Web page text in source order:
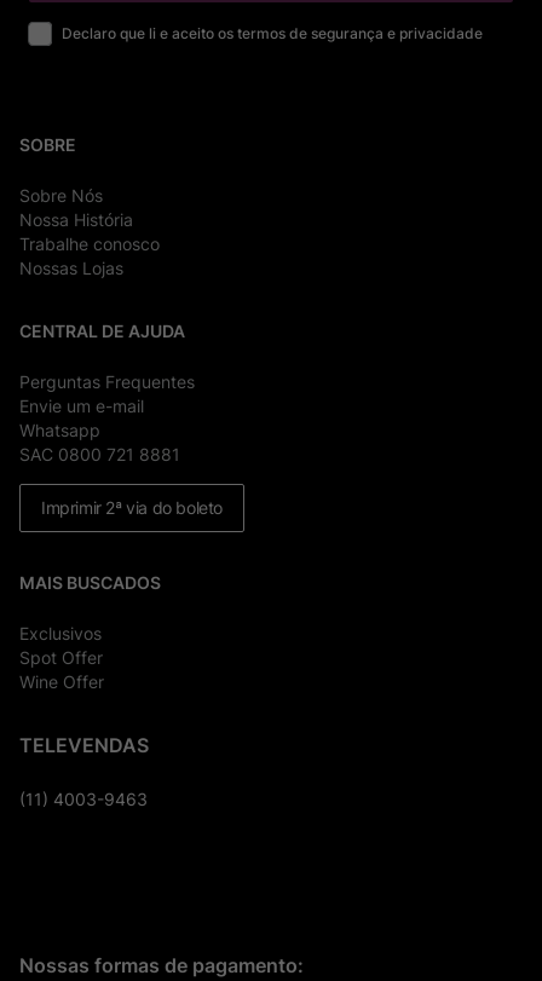
Declaro que li e aceito os termos de segurança e privacidade
SOBRE
Sobre Nós
Nossa História
Trabalhe conosco
Nossas Lojas
CENTRAL DE AJUDA
Perguntas Frequentes
Envie um e-mail
Whatsapp
SAC 0800 721 8881
Imprimir 2ª via do boleto
MAIS BUSCADOS
Exclusivos
Spot Offer
Wine Offer
TELEVENDAS
(11) 4003-9463
Nossas formas de pagamento: